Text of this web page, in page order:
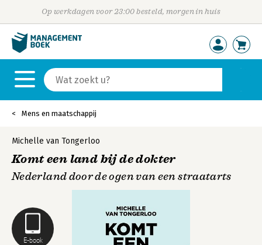
Op werkdagen voor 23:00 besteld, morgen in huis
Mens en maatschappij
E-book
Michelle van Tongerloo
Komt een land bij de dokter
Nederland door de ogen van een straatarts